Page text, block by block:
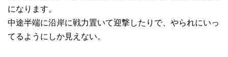
になります。
中途半端に沿岸に戦力置いて迎撃したりで、やられにいっ
てるようにしか見えない。